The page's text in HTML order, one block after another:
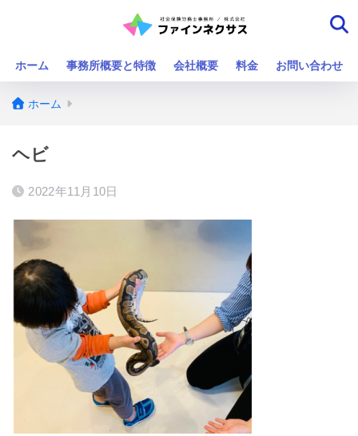
ホーム 事務所概要と特徴 会社概要 料金 お問い合わせ
ホーム
ヘビ
2022年11月10日